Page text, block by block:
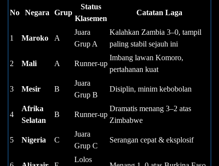
No Negara Grup
Status
Klasemen
Catatan Laga
1 Maroko A
Juara
Grup A
Kalahkan Zambia 3–0, tampil
paling stabil sejauh ini
2 Mali A Runner-up
Imbang lawan Komoro,
pertahanan kuat
3 Mesir B
Juara
Grup B
Disiplin, minim kebobolan
4
Afrika
Selatan
B Runner-up
Dramatis menang 3–2 atas
Zimbabwe
5 Nigeria C
Juara
Grup C
Serangan cepat & eksplosif
Lolos